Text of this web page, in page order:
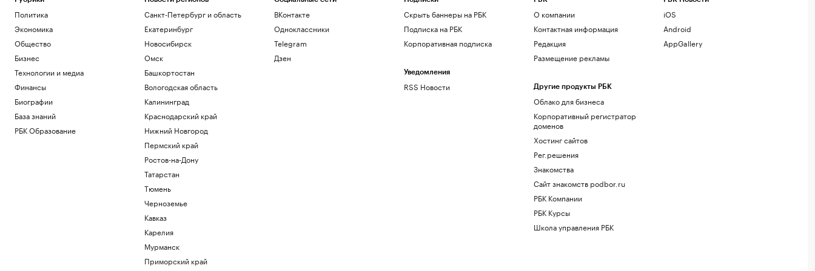
Политика
Экономика
Общество
Бизнес
Технологии и медиа
Финансы
Биографии
База знаний
РБК Образование
Санкт-Петербург и область
Екатеринбург
Новосибирск
Омск
Башкортостан
Вологодская область
Калининград
Краснодарский край
Нижний Новгород
Пермский край
Ростов-на-Дону
Татарстан
Тюмень
Черноземье
Кавказ
Карелия
Мурманск
Приморский край
ВКонтакте
Одноклассники
Telegram
Дзен
Скрыть баннеры на РБК
Подписка на РБК
Корпоративная подписка
Уведомления
RSS Новости
О компании
Контактная информация
Редакция
Размещение рекламы
Другие продукты РБК
Облако для бизнеса
Корпоративный регистратор
доменов
Хостинг сайтов
Рег.решения
Знакомства
Сайт знакомств podbor.ru
РБК Компании
РБК Курсы
Школа управления РБК
iOS
Android
AppGallery